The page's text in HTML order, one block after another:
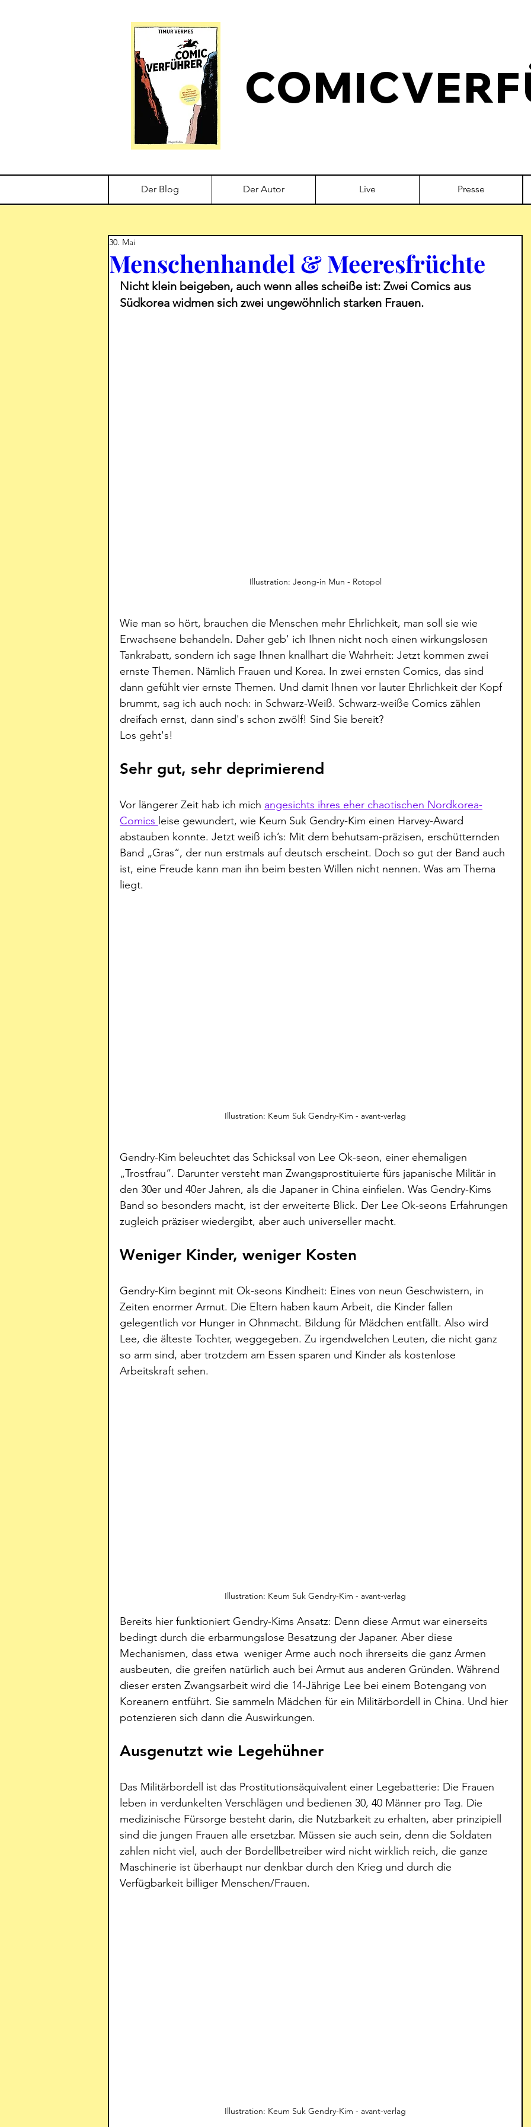
Der Blog Der Autor Live Presse
Menschenhandel & Meeresfrüchte
30. Mai
Nicht klein beigeben, auch wenn alles scheiße ist: Zwei Comics aus
Südkorea widmen sich zwei ungewöhnlich starken Frauen.
Illustration: Jeong-in Mun - Rotopol
Wie man so hört, brauchen die Menschen mehr Ehrlichkeit, man soll sie wie
Erwachsene behandeln. Daher geb' ich Ihnen nicht noch einen wirkungslosen
Tankrabatt, sondern ich sage Ihnen knallhart die Wahrheit: Jetzt kommen zwei
ernste Themen. Nämlich Frauen und Korea. In zwei ernsten Comics, das sind
dann gefühlt vier ernste Themen. Und damit Ihnen vor lauter Ehrlichkeit der Kopf
brummt, sag ich auch noch: in Schwarz-Weiß. Schwarz-weiße Comics zählen
dreifach ernst, dann sind's schon zwölf! Sind Sie bereit?
Los geht's!
Sehr gut, sehr deprimierend
Vor längerer Zeit hab ich mich angesichts ihres eher chaotischen Nordkorea-
Comics leise gewundert, wie Keum Suk Gendry-Kim einen Harvey-Award
abstauben konnte. Jetzt weiß ich’s: Mit dem behutsam-präzisen, erschütternden
Band „Gras“, der nun erstmals auf deutsch erscheint. Doch so gut der Band auch
ist, eine Freude kann man ihn beim besten Willen nicht nennen. Was am Thema
liegt.
Illustration: Keum Suk Gendry-Kim - avant-verlag
Gendry-Kim beleuchtet das Schicksal von Lee Ok-seon, einer ehemaligen
„Trostfrau“. Darunter versteht man Zwangsprostituierte fürs japanische Militär in
den 30er und 40er Jahren, als die Japaner in China einfielen. Was Gendry-Kims
Band so besonders macht, ist der erweiterte Blick. Der Lee Ok-seons Erfahrungen
zugleich präziser wiedergibt, aber auch universeller macht.
Weniger Kinder, weniger Kosten
Gendry-Kim beginnt mit Ok-seons Kindheit: Eines von neun Geschwistern, in
Zeiten enormer Armut. Die Eltern haben kaum Arbeit, die Kinder fallen
gelegentlich vor Hunger in Ohnmacht. Bildung für Mädchen entfällt. Also wird
Lee, die älteste Tochter, weggegeben. Zu irgendwelchen Leuten, die nicht ganz
so arm sind, aber trotzdem am Essen sparen und Kinder als kostenlose
Arbeitskraft sehen.
Illustration: Keum Suk Gendry-Kim - avant-verlag
Bereits hier funktioniert Gendry-Kims Ansatz: Denn diese Armut war einerseits
bedingt durch die erbarmungslose Besatzung der Japaner. Aber diese
Mechanismen, dass etwa  weniger Arme auch noch ihrerseits die ganz Armen
ausbeuten, die greifen natürlich auch bei Armut aus anderen Gründen. Während
dieser ersten Zwangsarbeit wird die 14-Jährige Lee bei einem Botengang von
Koreanern entführt. Sie sammeln Mädchen für ein Militärbordell in China. Und hier
potenzieren sich dann die Auswirkungen.
Ausgenutzt wie Legehühner
Das Militärbordell ist das Prostitutionsäquivalent einer Legebatterie: Die Frauen
leben in verdunkelten Verschlägen und bedienen 30, 40 Männer pro Tag. Die
medizinische Fürsorge besteht darin, die Nutzbarkeit zu erhalten, aber prinzipiell
sind die jungen Frauen alle ersetzbar. Müssen sie auch sein, denn die Soldaten
zahlen nicht viel, auch der Bordellbetreiber wird nicht wirklich reich, die ganze
Maschinerie ist überhaupt nur denkbar durch den Krieg und durch die
Verfügbarkeit billiger Menschen/Frauen.
Illustration: Keum Suk Gendry-Kim - avant-verlag